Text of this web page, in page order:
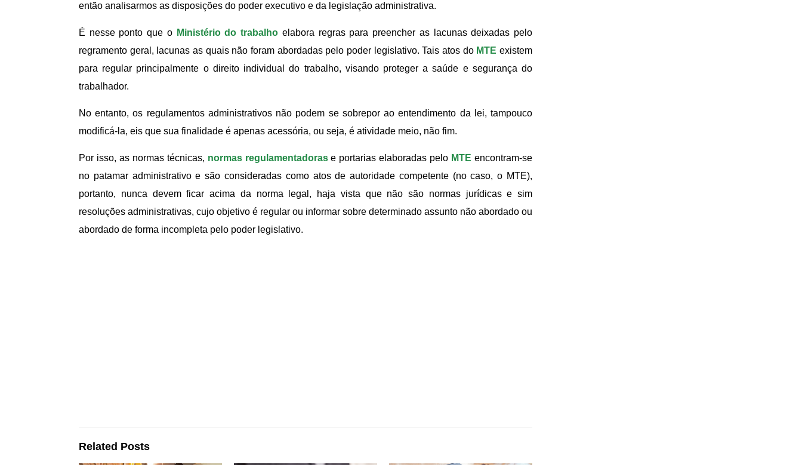
então analisarmos as disposições do poder executivo e da legislação administrativa.
É nesse ponto que o Ministério do trabalho elabora regras para preencher as lacunas deixadas pelo
regramento geral, lacunas as quais não foram abordadas pelo poder legislativo. Tais atos do MTE existem
para regular principalmente o direito individual do trabalho, visando proteger a saúde e segurança do
trabalhador.
No entanto, os regulamentos administrativos não podem se sobrepor ao entendimento da lei, tampouco
modificá-la, eis que sua finalidade é apenas acessória, ou seja, é atividade meio, não fim.
Por isso, as normas técnicas, normas regulamentadorase portarias elaboradas pelo MTE encontram-se
no patamar administrativo e são consideradas como atos de autoridade competente (no caso, o MTE),
portanto, nunca devem ficar acima da norma legal, haja vista que não são normas jurídicas e sim
resoluções administrativas, cujo objetivo é regular ou informar sobre determinado assunto não abordado ou
abordado de forma incompleta pelo poder legislativo.
Related Posts